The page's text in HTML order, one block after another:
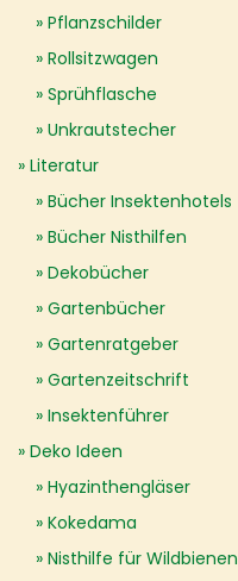
Pflanzschilder
Rollsitzwagen
Sprühflasche
Unkrautstecher
Literatur
Bücher Insektenhotels
Bücher Nisthilfen
Dekobücher
Gartenbücher
Gartenratgeber
Gartenzeitschrift
Insektenführer
Deko Ideen
Hyazinthengläser
Kokedama
Nisthilfe für Wildbienen